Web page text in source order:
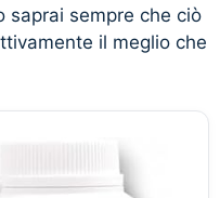
saprai sempre che ciò
il meglio che